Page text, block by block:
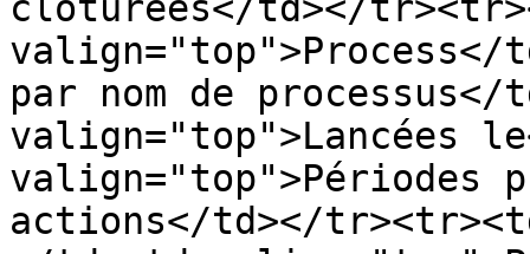
par nom de
valign="top">Lancées
valign="top">Périodes
actions</td></